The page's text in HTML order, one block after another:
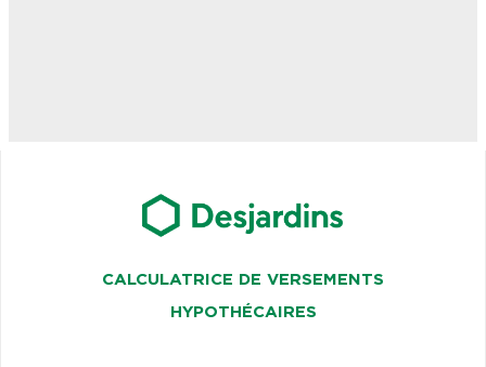
CALCULATRICE DE VERSEMENTS
HYPOTHÉCAIRES